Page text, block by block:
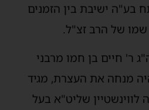
בע"ה ישיבת בין הזמנים
של הרב זצ"ל.
ר' חיים בן חמו מרבני
מנחה את העצרת, מגיד
שליט"א בעל